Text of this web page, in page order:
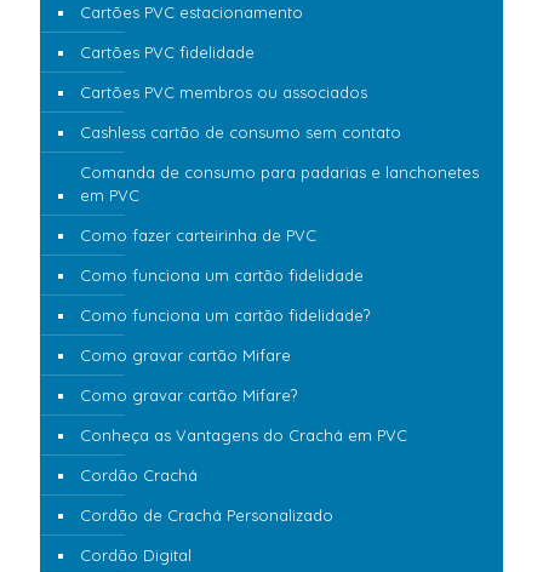
Cartões PVC estacionamento
Cartões PVC fidelidade
Cartões PVC membros ou associados
Cashless cartão de consumo sem contato
Comanda de consumo para padarias e lanchonetes
em PVC
Como fazer carteirinha de PVC
Como funciona um cartão fidelidade
Como funciona um cartão fidelidade?
Como gravar cartão Mifare
Como gravar cartão Mifare?
Conheça as Vantagens do Crachá em PVC
Cordão Crachá
Cordão de Crachá Personalizado
Cordão Digital